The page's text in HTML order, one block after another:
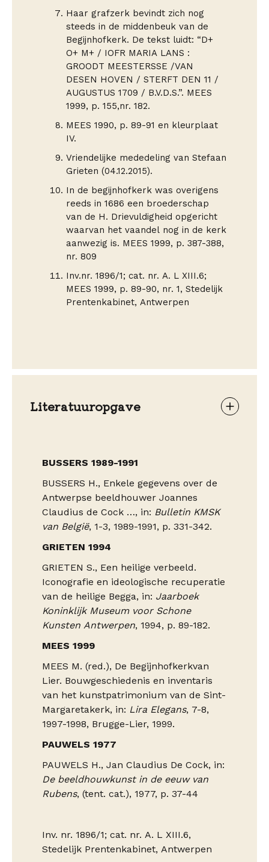
Haar grafzerk bevindt zich nog
steeds in de middenbeuk van de
Begijnhofkerk. De tekst luidt: “D+
O+ M+ / IOFR MARIA LANS :
GROODT MEESTERSSE /VAN
DESEN HOVEN / STERFT DEN 11 /
AUGUSTUS 1709 / B.V.D.S.”. MEES
1999, p. 155,nr. 182.
MEES 1990, p. 89-91 en kleurplaat
IV.
Vriendelijke mededeling van Stefaan
Grieten (04.12.2015).
In de begijnhofkerk was overigens
reeds in 1686 een broederschap
van de H. Drievuldigheid opgericht
waarvan het vaandel nog in de kerk
aanwezig is. MEES 1999, p. 387-388,
nr. 809
Inv.nr. 1896/1; cat. nr. A. L XIII.6;
MEES 1999, p. 89-90, nr. 1, Stedelijk
Prentenkabinet, Antwerpen
Literatuuropgave
BUSSERS 1989-1991
BUSSERS H., Enkele gegevens over de
Antwerpse beeldhouwer Joannes
Claudius de Cock …, in: Bulletin KMSK
van België, 1-3, 1989-1991, p. 331-342.
GRIETEN 1994
GRIETEN S., Een heilige verbeeld.
Iconografie en ideologische recuperatie
van de heilige Begga, in: Jaarboek
Koninklijk Museum voor Schone
Kunsten Antwerpen, 1994, p. 89-182.
MEES 1999
MEES M. (red.), De Begijnhofkerkvan
Lier. Bouwgeschiedenis en inventaris
van het kunstpatrimonium van de Sint-
Margaretakerk, in: Lira Elegans, 7-8,
1997-1998, Brugge-Lier, 1999.
PAUWELS 1977
PAUWELS H., Jan Claudius De Cock, in:
De beeldhouwkunst in de eeuw van
Rubens, (tent. cat.), 1977, p. 37-44
Inv. nr. 1896/1; cat. nr. A. L XIII.6,
Stedelijk Prentenkabinet, Antwerpen